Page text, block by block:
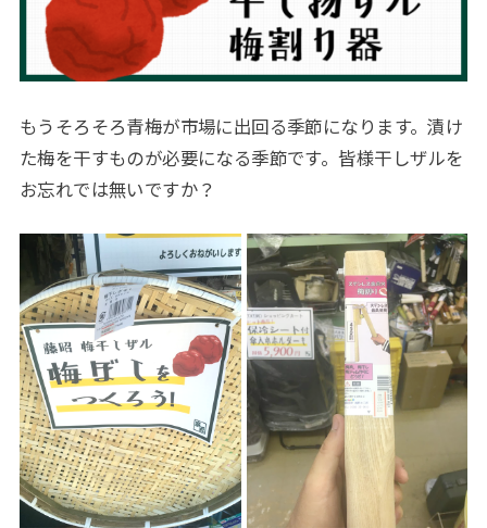
もうそろそろ青梅が市場に出回る季節になります。漬け
た梅を干すものが必要になる季節です。皆様干しザルを
お忘れでは無いですか？